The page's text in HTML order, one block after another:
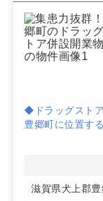
◆ドラッグスト
豊郷町に位置す
ているため、訪
◆広々とした共
滋賀県犬上郡